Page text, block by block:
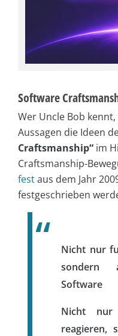
Software
Wer Uncle Bob
Aussagen die Ideen
Craftsmanship“ im
Craftsmanship-
festaus dem Jahr
festgeschrieben
Nicht nur
sondern
Software
Nicht nur
reagieren,